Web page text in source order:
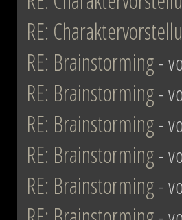
RE:
RE: Brainstorming-
RE: Brainstorming-
RE: Brainstorming-
RE: Brainstorming-
RE: Brainstorming-